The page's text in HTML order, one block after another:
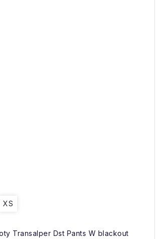
Transalper Dst Pants W blackout
XS